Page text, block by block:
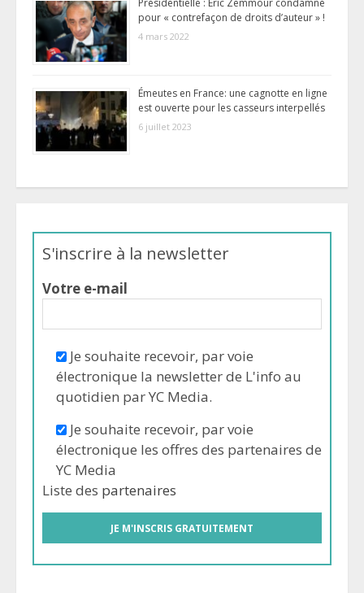
Présidentielle : Eric Zemmour condamné
pour « contrefaçon de droits d’auteur » !
4 mars 2022
Émeutes en France: une cagnotte en ligne
est ouverte pour les casseurs interpellés
6 juillet 2023
S'inscrire à la newsletter
Votre e-mail
Je souhaite recevoir, par voie
électronique la newsletter de L'info au
quotidien par YC Media.
Je souhaite recevoir, par voie
électronique les offres des partenaires de
YC Media
Liste des partenaires